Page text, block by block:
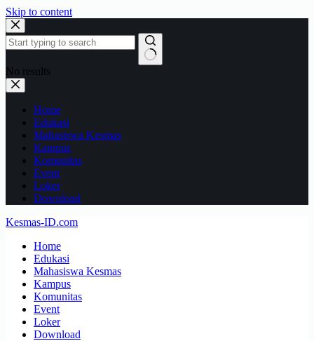
Skip to content
No results
Home
Edukasi
Mahasiswa Kesmas
Kampus
Komunitas
Event
Loker
Download
Kesmas-ID.com
Home
Edukasi
Mahasiswa Kesmas
Kampus
Komunitas
Event
Loker
Download